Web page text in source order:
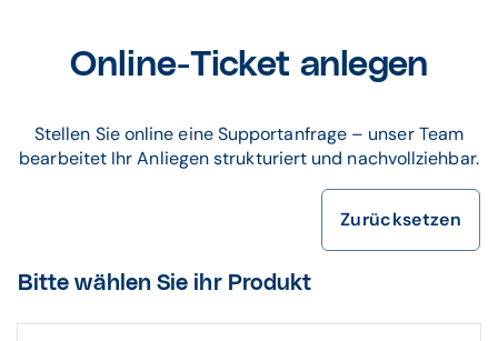
Online-Ticket anlegen
Stellen Sie online eine Supportanfrage – unser Team
bearbeitet Ihr Anliegen strukturiert und nachvollziehbar.
Zurücksetzen
Bitte wählen Sie ihr Produkt